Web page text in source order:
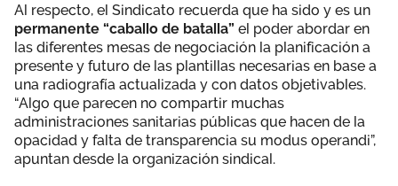
Al respecto, el Sindicato recuerda que ha sido y es un
permanente “caballo de batalla” el poder abordar en
las diferentes mesas de negociación la planificación a
presente y futuro de las plantillas necesarias en base a
una radiografía actualizada y con datos objetivables.
“Algo que parecen no compartir muchas
administraciones sanitarias públicas que hacen de la
opacidad y falta de transparencia su modus operandi”,
apuntan desde la organización sindical.